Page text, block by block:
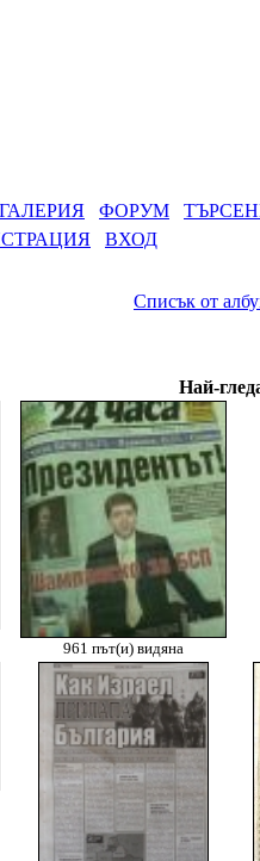
ГАЛЕРИЯ ФОРУМ
ВХОД
Списък от
Най-
961 път(и) видяна